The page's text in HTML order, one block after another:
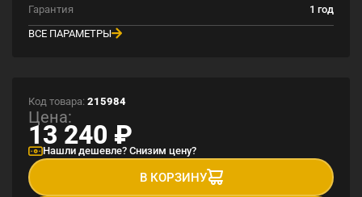
Гарантия
1 год
ВСЕ ПАРАМЕТРЫ
Код товара: 215984
Цена:
13 240 ₽
Нашли дешевле? Снизим цену?
В КОРЗИНУ